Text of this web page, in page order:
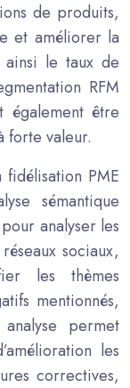
de produits,
et améliorer la
ainsi le taux de
RFM
également être
forte valeur.
PME
sémantique
analyser les
sociaux,
les thèmes
mentionnés,
permet
les
correctives,